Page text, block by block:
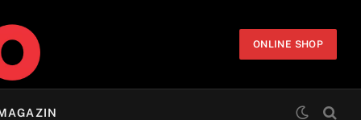
ONLINE SHOP